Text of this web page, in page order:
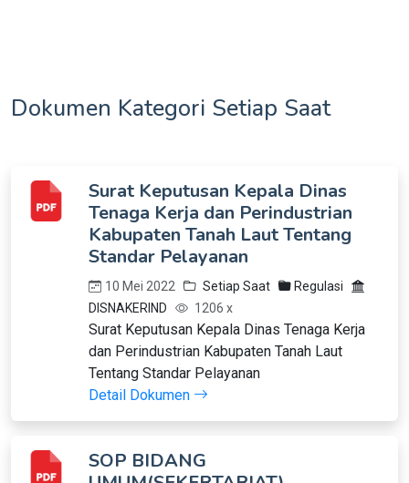
Dokumen Kategori Setiap Saat
Surat Keputusan Kepala Dinas
Tenaga Kerja dan Perindustrian
Kabupaten Tanah Laut Tentang
Standar Pelayanan
10 Mei 2022 Setiap Saat
Regulasi
DISNAKERIND
1206 x
Surat Keputusan Kepala Dinas Tenaga Kerja
dan Perindustrian Kabupaten Tanah Laut
Tentang Standar Pelayanan
Detail Dokumen
SOP BIDANG